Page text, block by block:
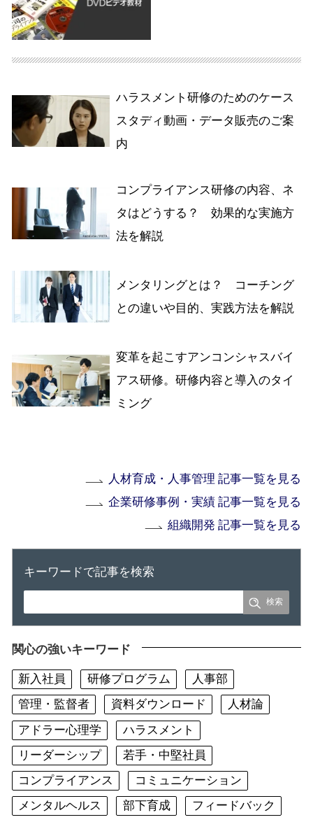
ハラスメント研修のためのケース
スタディ動画・データ販売のご案
内
コンプライアンス研修の内容、ネ
タはどうする？ 効果的な実施方
法を解説
メンタリングとは？ コーチング
との違いや目的、実践方法を解説
変革を起こすアンコンシャスバイ
アス研修。研修内容と導入のタイ
ミング
人材育成・人事管理 記事一覧を見る
企業研修事例・実績 記事一覧を見る
組織開発 記事一覧を見る
キーワードで記事を検索
関心の強いキーワード
新入社員 研修プログラム
人事部
管理・監督者
資料ダウンロード
人材論
アドラー心理学
ハラスメント
リーダーシップ
若手・中堅社員
コンプライアンス
コミュニケーション
メンタルヘルス
部下育成 フィードバック